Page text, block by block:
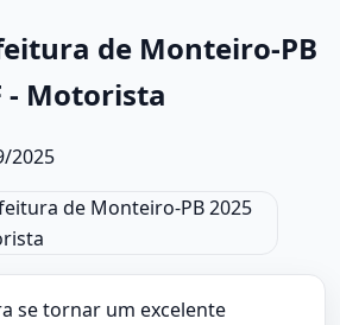
de Monteiro-PB
- Motorista
2025
se tornar um excelente